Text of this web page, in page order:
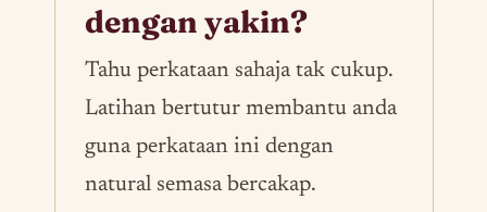
dengan yakin?
Tahu perkataan sahaja tak cukup.
Latihan bertutur membantu anda
guna perkataan ini dengan
natural semasa bercakap.